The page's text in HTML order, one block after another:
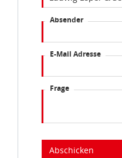
Absender
E-Mail Adresse
Frage
Abschicken